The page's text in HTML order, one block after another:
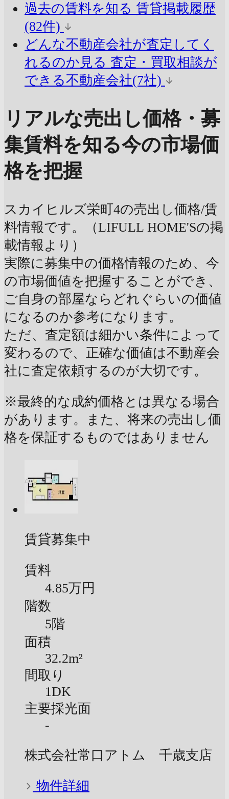
過去の賃料を知る 賃貸掲載履歴
(82件)
どんな不動産会社が査定してく
れるのか見る 査定・買取相談が
できる不動産会社(7社)
リアルな売出し価格・募
集賃料を知る今の市場価
格を把握
スカイヒルズ栄町4の売出し価格/賃
料情報です。（LIFULL HOME'Sの掲
載情報より）
実際に募集中の価格情報のため、今
の市場価値を把握することができ、
ご自身の部屋ならどれぐらいの価値
になるのか参考になります。
ただ、査定額は細かい条件によって
変わるので、正確な価値は不動産会
社に査定依頼するのが大切です。
※最終的な成約価格とは異なる場合
があります。また、将来の売出し価
格を保証するものではありません
賃貸募集中
賃料
4.85万円
階数
5階
面積
32.2m²
間取り
1DK
主要採光面
-
株式会社常口アトム 千歳支店
物件詳細